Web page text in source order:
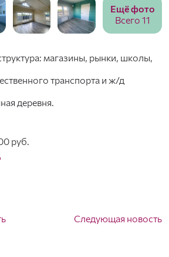
Ещё фото
Всего 11
магазины, рынки, школы,
транспорта и ж/д
деревня.
руб.
Следующая новость